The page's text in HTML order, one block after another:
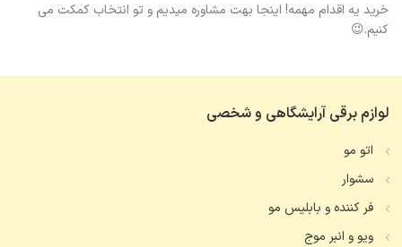
خرید یه اقدام مهمه! اینجا بهت مشاوره میدیم و تو انتخاب کمکت می
کنیم.😉
لوازم برقی آرایشگاهی و شخصی
اتو مو
سشوار
فر کننده و بابلیس مو
ویو و انبر موج